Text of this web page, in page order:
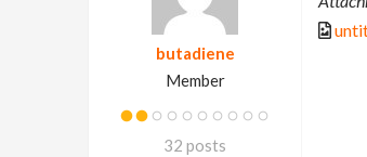
butadiene
Member
32 posts